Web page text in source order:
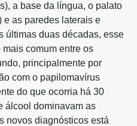
a base da língua, o palato
e as paredes laterais e
últimas duas décadas, esse
comum entre os
principalmente por
com o papilomavírus
do que ocorria há 30
álcool dominavam as
novos diagnósticos está